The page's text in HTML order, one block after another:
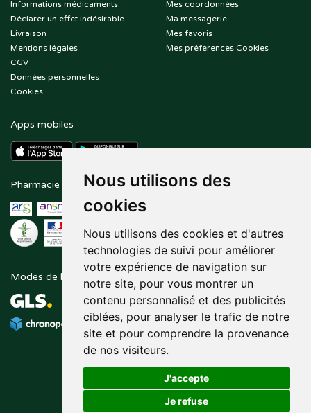
Nous utilisons des
cookies
Nous utilisons des cookies et d'autres
technologies de suivi pour améliorer
votre expérience de navigation sur
notre site, pour vous montrer un
contenu personnalisé et des publicités
ciblées, pour analyser le trafic de notre
site et pour comprendre la provenance
de nos visiteurs.
J'accepte
Je refuse
Informations médicaments
Déclarer un effet indésirable
Livraison
Mentions légales
CGV
Données personnelles
Cookies
Mes coordonnées
Ma messagerie
Mes favoris
Mes préférences Cookies
Apps mobiles
Pharmacie en ligne agréée Paiement sécurisé
Modes de livraison Suivez-nous sur